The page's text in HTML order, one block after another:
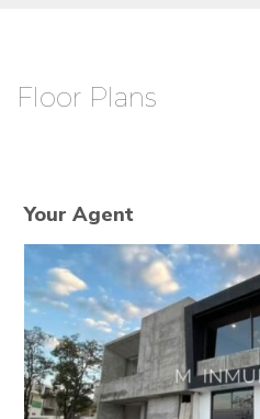
Floor Plans
Your Agent